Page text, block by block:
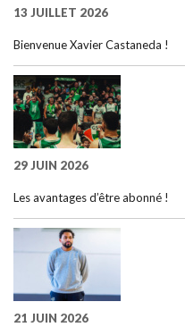
13 JUILLET 2026
Bienvenue Xavier Castaneda !
29 JUIN 2026
Les avantages d’être abonné !
21 JUIN 2026